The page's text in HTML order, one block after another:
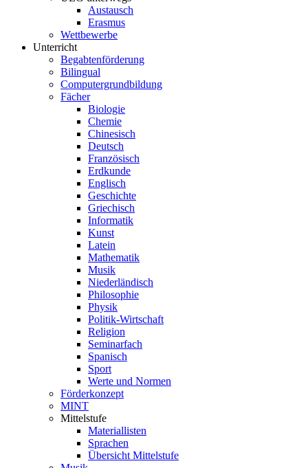
Austausch
Erasmus
Wettbewerbe
Unterricht
Begabtenförderung
Bilingual
Computergrundbildung
Fächer
Biologie
Chemie
Chinesisch
Deutsch
Französisch
Erdkunde
Englisch
Geschichte
Griechisch
Informatik
Kunst
Latein
Mathematik
Musik
Niederländisch
Philosophie
Physik
Politik-Wirtschaft
Religion
Seminarfach
Spanisch
Sport
Werte und Normen
Förderkonzept
MINT
Mittelstufe
Materiallisten
Sprachen
Übersicht Mittelstufe